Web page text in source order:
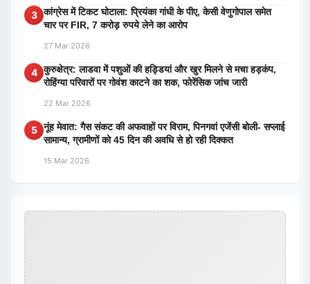
3 कांग्रेस में टिकट घोटाला: प्रियंका गांधी के पीए, केसी वेणुगोपाल समेत
चार पर FIR, 7 करोड़ रुपये लेने का आरोप
27 Mar 2026
4 कुरुक्षेत्र: लाडवा में पशुओं की हड्डियां और खुर मिलने से मचा हड़कंप,
रोहिंग्या परिवारों पर गोवंश काटने का शक, फोरेंसिक जांच जारी
22 Mar 2026
5 नूंह मेवात: गैस संकट की अफवाहों पर विराम, पिनगवां एजेंसी बोली- सप्लाई
सामान्य, ग्रामीणों को 45 दिन की अवधि से हो रही दिक्कत
15 Mar 2026